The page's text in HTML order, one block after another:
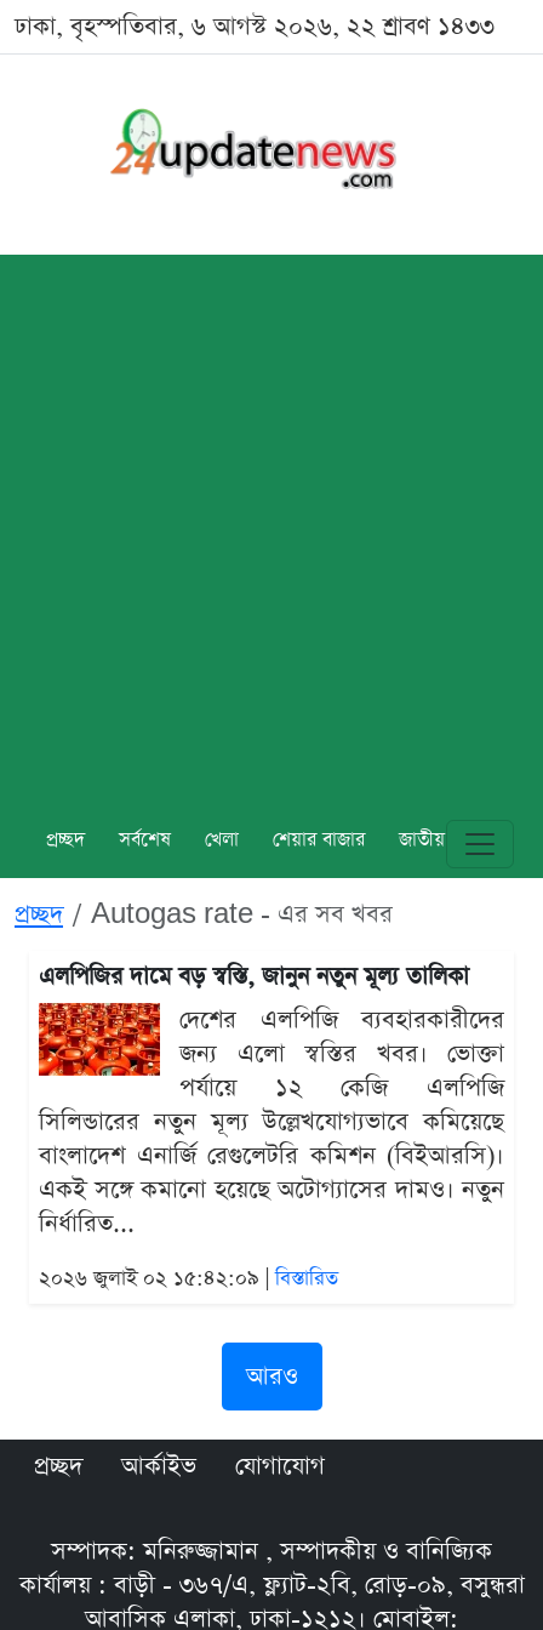
ঢাকা, বৃহস্পতিবার, ৬ আগস্ট ২০২৬, ২২ শ্রাবণ ১৪৩৩
প্রচ্ছদ সর্বশেষ খেলা শেয়ার বাজার জাতীয় বিশ্ব
প্রচ্ছদ Autogas rate - এর সব খবর
এলপিজির দামে বড় স্বস্তি, জানুন নতুন মূল্য তালিকা
দেশের এলপিজি ব্যবহারকারীদের
জন্য এলো স্বস্তির খবর। ভোক্তা
পর্যায়ে ১২ কেজি এলপিজি
সিলিন্ডারের নতুন মূল্য উল্লেখযোগ্যভাবে কমিয়েছে
বাংলাদেশ এনার্জি রেগুলেটরি কমিশন (বিইআরসি)।
একই সঙ্গে কমানো হয়েছে অটোগ্যাসের দামও। নতুন
নির্ধারিত...
২০২৬ জুলাই ০২ ১৫:৪২:০৯ |বিস্তারিত
আরও
প্রচ্ছদ আর্কাইভ যোগাযোগ
সম্পাদক: মনিরুজ্জামান , সম্পাদকীয় ও বানিজ্যিক
কার্যালয় : বাড়ী - ৩৬৭/এ, ফ্ল্যাট-২বি, রোড়-০৯, বসুন্ধরা
আবাসিক এলাকা, ঢাকা-১২১২। মোবাইল: